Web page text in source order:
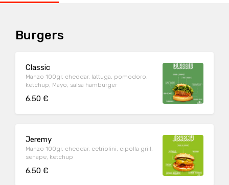
Burgers
Classic
Manzo 100gr, cheddar, lattuga, pomodoro,
ketchup, Mayo, salsa hamburger
6.50 €
Jeremy
Manzo 100gr, cheddar, cetriolini, cipolla grill,
senape, ketchup
6.50 €